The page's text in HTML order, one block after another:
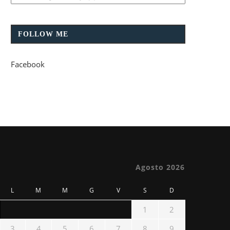
FOLLOW ME
Facebook
Agosto 2026
L M M G V S D
1
2